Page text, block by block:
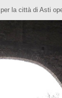
la città di Asti